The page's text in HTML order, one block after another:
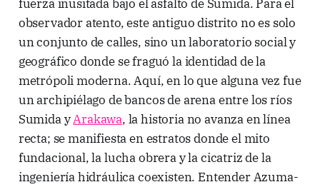
fuerza inusitada bajo el asfalto de Sumida. Para el
observador atento, este antiguo distrito no es solo
un conjunto de calles, sino un laboratorio social y
geográfico donde se fraguó la identidad de la
metrópoli moderna. Aquí, en lo que alguna vez fue
un archipiélago de bancos de arena entre los ríos
Sumida yArakawa, la historia no avanza en línea
recta; se manifiesta en estratos donde el mito
fundacional, la lucha obrera y la cicatriz de la
ingeniería hidráulica coexisten. Entender Azuma-